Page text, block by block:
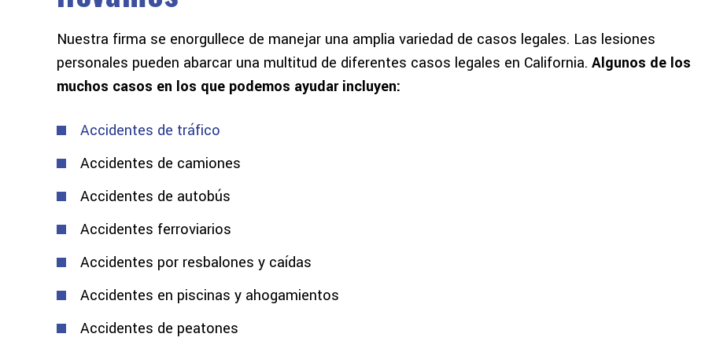
Nuestra firma se enorgullece de manejar una amplia variedad de casos legales. Las lesiones
personales pueden abarcar una multitud de diferentes casos legales en California. Algunos de los
muchos casos en los que podemos ayudar incluyen:
Accidentes de tráfico
Accidentes de camiones
Accidentes de autobús
Accidentes ferroviarios
Accidentes por resbalones y caídas
Accidentes en piscinas y ahogamientos
Accidentes de peatones